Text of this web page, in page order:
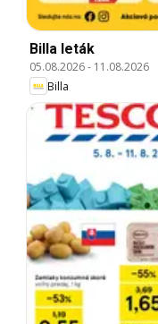
Billa leták
05.08.2026- 11.08.2026
Billa